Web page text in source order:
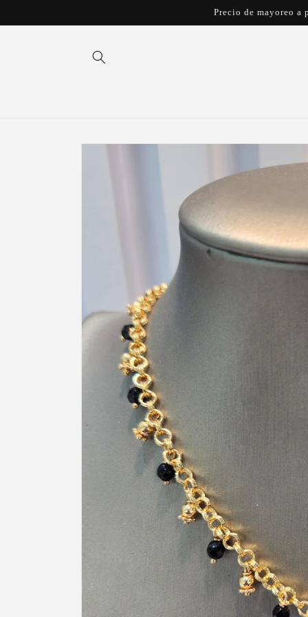
al contenido
Precio de mayoreo a
directamente